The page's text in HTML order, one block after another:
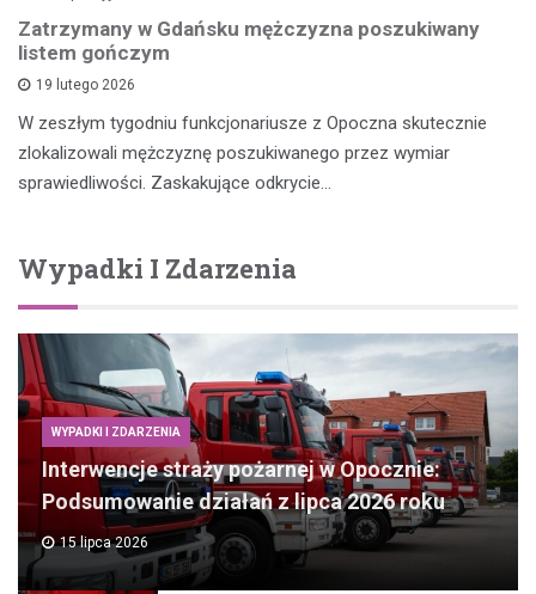
Zatrzymany w Gdańsku mężczyzna poszukiwany
listem gończym
19 lutego 2026
W zeszłym tygodniu funkcjonariusze z Opoczna skutecznie
zlokalizowali mężczyznę poszukiwanego przez wymiar
sprawiedliwości. Zaskakujące odkrycie…
Wypadki I Zdarzenia
WYPADKI I ZDARZENIA
Interwencje straży pożarnej w Opocznie:
Podsumowanie działań z lipca 2026 roku
15 lipca 2026